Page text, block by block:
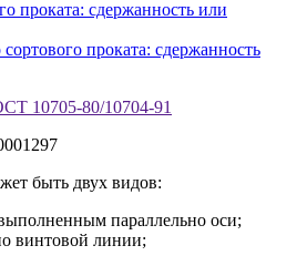
проката: сдержанность
быть двух видов:
параллельно оси;
винтовой линии;